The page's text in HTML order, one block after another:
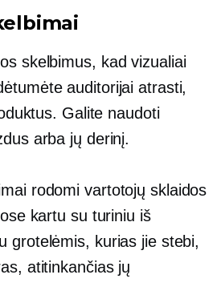
skelbimus, kad vizualiai
auditorijai atrasti,
Galite naudoti
arba jų derinį.
rodomi vartotojų sklaidos
kartu su turiniu iš
grotelėmis, kurias jie stebi,
atitinkančias jų